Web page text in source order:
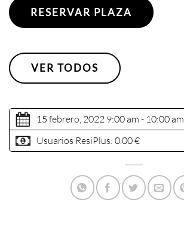
RESERVAR PLAZA
VER TODOS
15 febrero, 2022 9:00 am - 10:00 am
Usuarios ResiPlus: 0.00 €